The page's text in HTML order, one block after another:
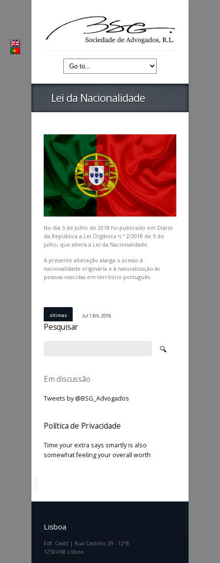
Lei da Nacionalidade
No dia 5 de Julho de 2018 foi publicado em Diário
da República a Lei Orgânica n.º 2/2018 de 5 de
julho, que altera a Lei da Nacionalidade.
A presente alteração alarga o acesso à
nacionalidade originária e à naturalização às
pessoas nascidas em território português.
últimas
Jul 13th, 2018
Pesquisar
Em discussão
Tweets by @BSG_Advogados
Política de Privacidade
Time your extra says smartly is also
somewhat feeling your overall worth
Lisboa
Edf. Castil | Rua Castilho 39 - 12ºB
1250-068 Lisboa